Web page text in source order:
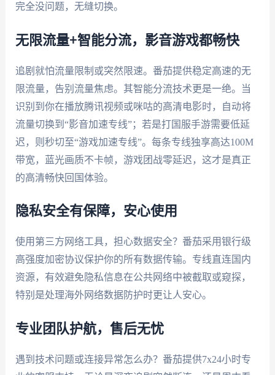
完全没问题，无缝切换。
无限流量+智能分流，影音游戏都畅快
追剧就怕流量限制或突然限速。番茄提供稳定高速的无
限流量，告别流量焦虑。其智能分流技术更是一绝。当
识别到你在播放腾讯视频或咪咕的高清电影时，自动将
流量切换到“影音加速专线”；若是打国服手游需要低延
迟，则秒切至“游戏加速专线”。每条专线独享高达100M
带宽，蓝光画质不卡帧，游戏团战零延迟，这才是真正
的高清畅快回国体验。
隐私安全有保障，安心使用
使用第三方网络工具，担心数据安全？番茄采用银行级
高强度加密协议保护你的所有数据传输。专线直连国内
资源，有效避免隐私信息在公共网络中被截取或窥探，
特别是处理海外网络数据防护时更让人安心。
专业团队护航，售后无忧
遇到技术问题或连接异常怎么办？番茄提供7x24小时专